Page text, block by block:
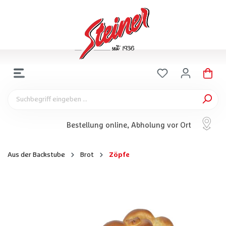
Bestellung online, Abholung vor Ort
Aus der Backstube Brot Zöpfe